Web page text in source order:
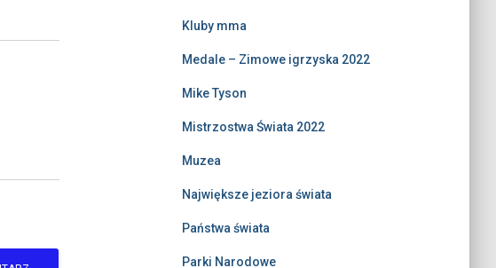
Kluby mma
Medale – Zimowe igrzyska 2022
Mike Tyson
Mistrzostwa Świata 2022
Muzea
Największe jeziora świata
Państwa świata
Parki Narodowe